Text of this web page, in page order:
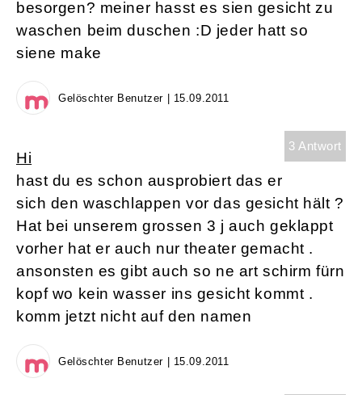
besorgen? meiner hasst es sien gesicht zu
waschen beim duschen :D jeder hatt so
siene make
Gelöschter Benutzer | 15.09.2011
3 Antwort
Hi
hast du es schon ausprobiert das er
sich den waschlappen vor das gesicht hält ?
Hat bei unserem grossen 3 j auch geklappt
vorher hat er auch nur theater gemacht .
ansonsten es gibt auch so ne art schirm fürn
kopf wo kein wasser ins gesicht kommt .
komm jetzt nicht auf den namen
Gelöschter Benutzer | 15.09.2011